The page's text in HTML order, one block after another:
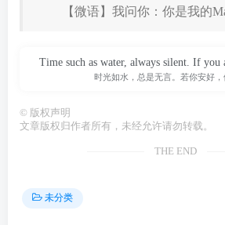
【微语】我问你：你是我的
Time such as water, always silent. If you
时光如水，总是无言。若你安好，
© 版权声明
文章版权归作者所有，未经允许请勿转载。
THE END
未分类